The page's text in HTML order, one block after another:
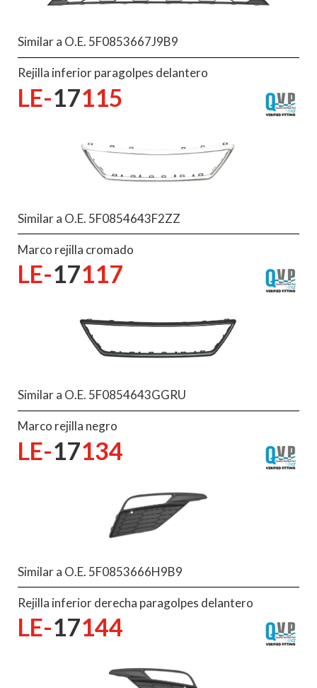
Similar a O.E. 5F0853667J9B9
Rejilla inferior paragolpes delantero
LE-17115
Similar a O.E. 5F0854643F2ZZ
Marco rejilla cromado
LE-17117
Similar a O.E. 5F0854643GGRU
Marco rejilla negro
LE-17134
Similar a O.E. 5F0853666H9B9
Rejilla inferior derecha paragolpes delantero
LE-17144